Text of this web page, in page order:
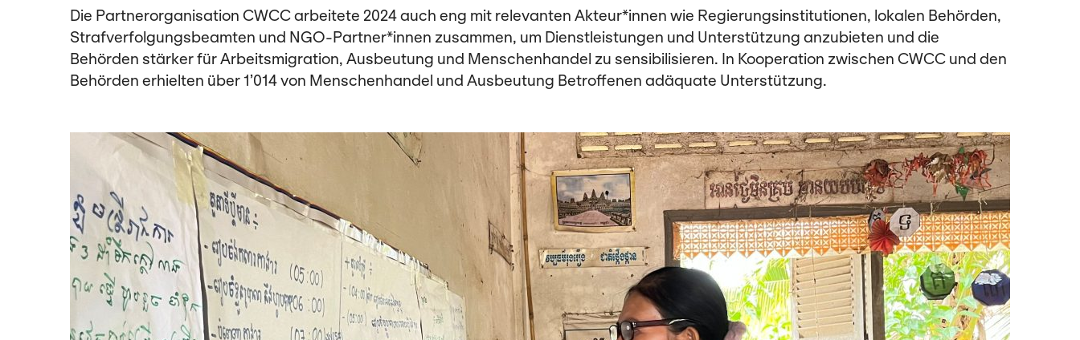
Die Partnerorganisation CWCC arbeitete 2024 auch eng mit relevanten Akteur*innen wie Regierungsinstitutionen, lokalen Behörden,
Strafverfolgungsbeamten und NGO-Partner*innen zusammen, um Dienstleistungen und Unterstützung anzubieten und die
Behörden stärker für Arbeitsmigration, Ausbeutung und Menschenhandel zu sensibi­lisieren. In Kooperation zwischen CWCC und den
Behörden erhielten über 1’014 von Menschenhandel und Ausbeutung Betroffenen adäquate Unterstützung.